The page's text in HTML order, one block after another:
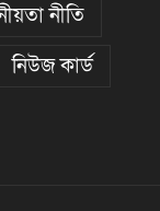
নীতি
নিউজ কার্ড